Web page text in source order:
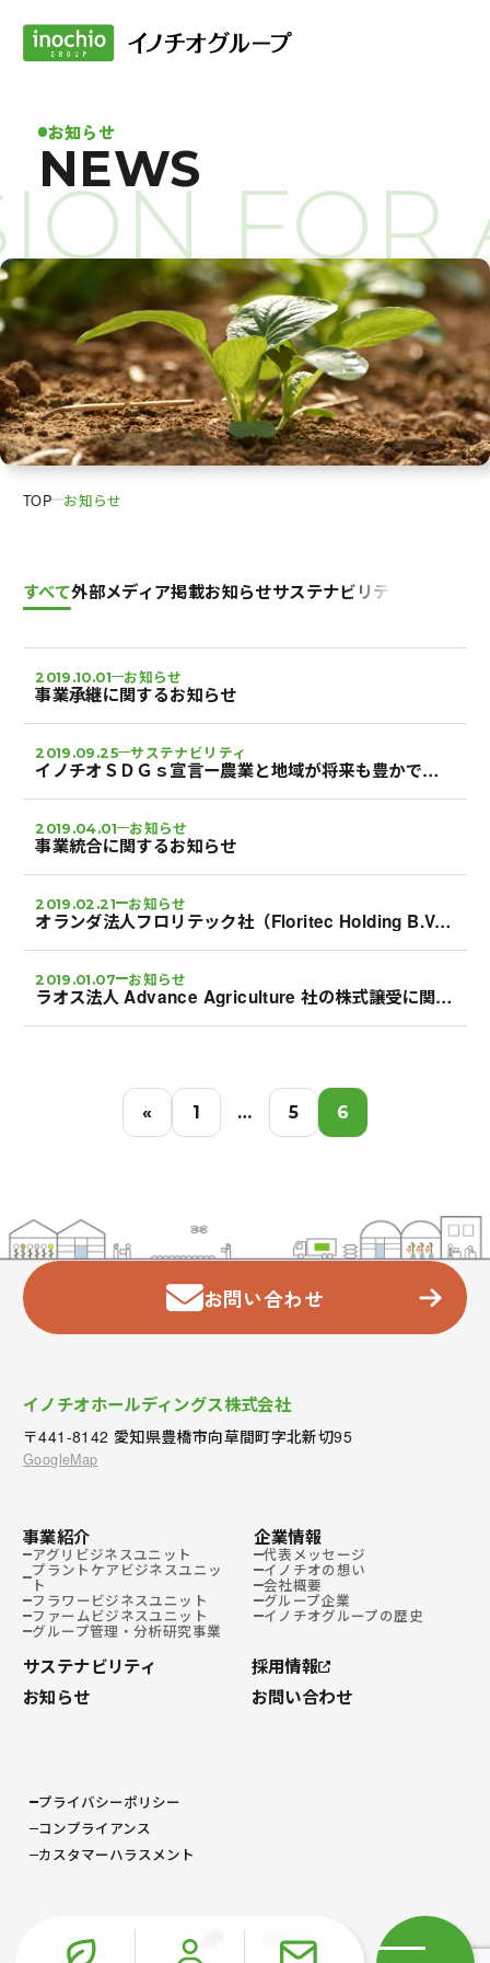
お知らせ
NEWS FOR
TOP お知らせ
お知らせ一覧
すべて外部メディア掲載お知らせサステナビリティ
2019.10.01 お知らせ
事業承継に関するお知らせ
2019.09.25 サステナビリティ
イノチオＳＤＧｓ宣言ー農業と地域が将来も豊かであるためにー
2019.04.01 お知らせ
事業統合に関するお知らせ
2019.02.21 お知らせ
オランダ法人フロリテック社（Floritec Holding B.V.）の株式取得に関する最終契約書締結のお知らせ
2019.01.07 お知らせ
ラオス法人 Advance Agriculture 社の株式譲受に関するお知らせ
り
« 1 … 5 6
お問い合わせ
イノチオホールディングス株式会社
〒441-8142 愛知県豊橋市向草間町字北新切95
GoogleMap
EN
事業紹介
アグリビジネスユニット
プラントケアビジネスユニッ
ト
フラワービジネスユニット
ファームビジネスユニット
グループ管理・分析研究事業
企業情報
代表メッセージ
イノチオの想い
会社概要
グループ企業
イノチオグループの歴史
サステナビリティ
採用情報
お知らせ
お問い合わせ
プライバシーポリシー
コンプライアンス
カスタマーハラスメント